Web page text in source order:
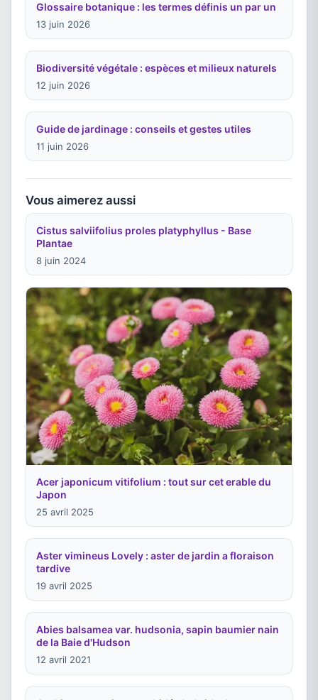
Glossaire botanique : les termes définis un par un
13 juin 2026
Biodiversité végétale : espèces et milieux naturels
12 juin 2026
Guide de jardinage : conseils et gestes utiles
11 juin 2026
Vous aimerez aussi
Cistus salviifolius proles platyphyllus - Base
Plantae
8 juin 2024
Acer japonicum vitifolium : tout sur cet erable du
Japon
25 avril 2025
Aster vimineus Lovely : aster de jardin a floraison
tardive
19 avril 2025
Abies balsamea var. hudsonia, sapin baumier nain
de la Baie d'Hudson
12 avril 2021